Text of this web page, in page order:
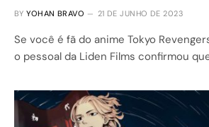
BY YOHAN BRAVO 21 DE JUNHO DE 2023
Se você é fã do anime Tokyo
o pessoal da Liden Films confirmou